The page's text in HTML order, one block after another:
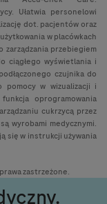
Ułatwia personelowi
dot. pacjentów oraz
w placówkach
zarządzania przebiegiem
ciągłego wyświetlania i
czujnika do
pomocy w wizualizacji i
oprogramowania
cukrzycą przez
wyrobami medycznymi.
się w instrukcji używania
zastrzeżone.